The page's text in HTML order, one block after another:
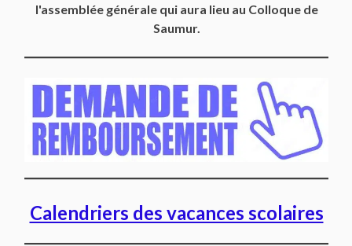
l'assemblée générale qui aura lieu au Colloque de
Saumur.
Calendriers des vacances scolaires